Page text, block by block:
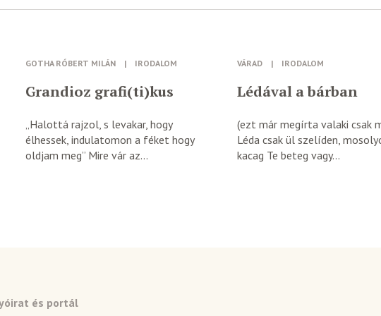
GOTHA RÓBERT MILÁN | IRODALOM
Grandioz grafi(ti)kus
„Halottá rajzol, s levakar, hogy
élhessek, indulatomon a féket hogy
oldjam meg” Mire vár az...
VÁRAD | IRODALOM
Lédával a bárban
(ezt már megírta valaki csak
Léda csak ül szelíden,
kacag Te beteg vagy...
és portál